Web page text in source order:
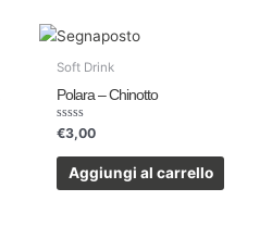
Soft Drink
Polara – Chinotto
Valutato
su
€3,00
Aggiungi al carrello